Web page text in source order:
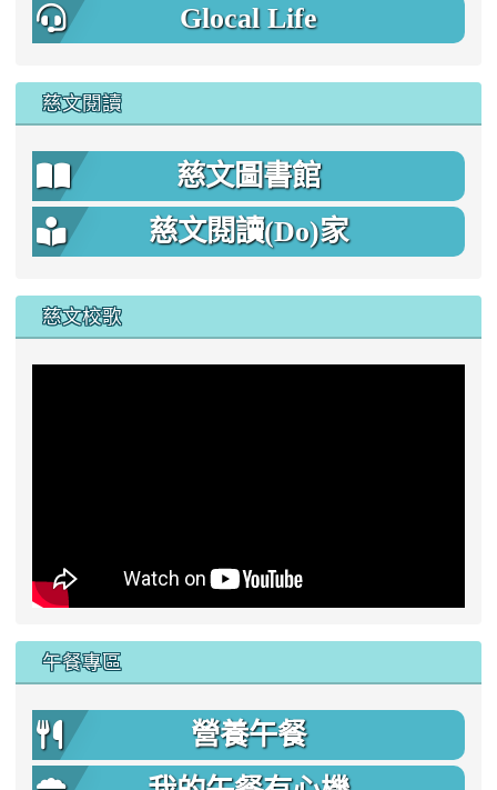
Glocal Life
慈文閱讀
慈文圖書館
慈文閱讀(Do)家
慈文校歌
午餐專區
營養午餐